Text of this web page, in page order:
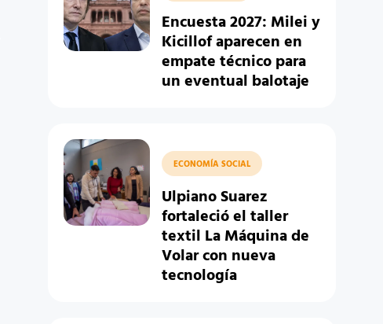
Encuesta 2027: Milei y
Kicillof aparecen en
empate técnico para
un eventual balotaje
ECONOMÍA SOCIAL
Ulpiano Suarez
fortaleció el taller
textil La Máquina de
Volar con nueva
tecnología